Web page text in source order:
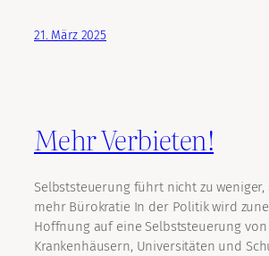
21. März 2025
Mehr Verbieten!
Selbststeuerung führt nicht zu weniger,
mehr Bürokratie In der Politik wird
Hoffnung auf eine Selbststeuerung
Krankenhäusern, Universitäten und